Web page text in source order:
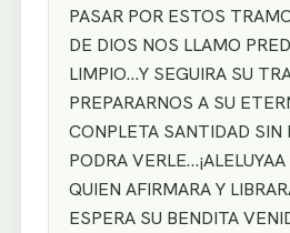
PASAR POR ESTOS
DE DIOS NOS LLAMO
LIMPIO…Y SEGUIRA SU
PREPARARNOS A SU
CONPLETA SANTIDAD SIN
PODRA
QUIEN AFIRMARA Y
ESPERA SU BENDITA